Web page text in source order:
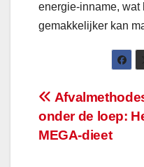
energie-inname, wat
gemakkelijker kan
Bericht
navigatie
onder de loep:
MEGA-dieet